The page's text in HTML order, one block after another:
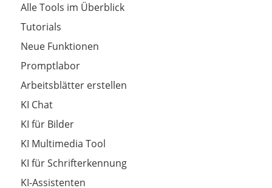
Alle Tools im Überblick
Tutorials
Neue Funktionen
Promptlabor
Arbeitsblätter erstellen
KI Chat
KI für Bilder
KI Multimedia Tool
KI für Schrifterkennung
KI-Assistenten